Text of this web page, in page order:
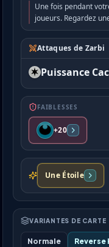
Une fois pendant
joueurs. Regardez
Attaques de Zarbi
Puissance
FAIBLESSES
+20
Une Étoile
VARIANTES DE CARTE
Normale Reverse